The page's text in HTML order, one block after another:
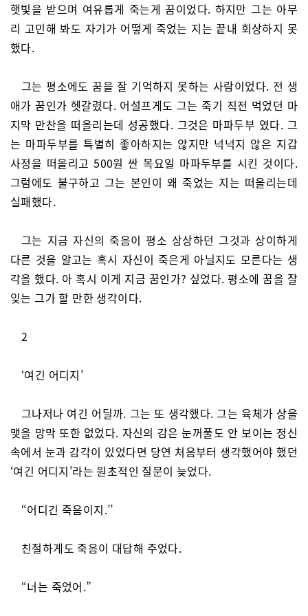
햇빛을 받으며 여유롭게 죽는게 꿈이었다. 하지만 그는 아무
리 고민해 봐도 자기가 어떻게 죽었는 지는 끝내 회상하지 못
했다.
그는 평소에도 꿈을 잘 기억하지 못하는 사람이었다. 전 생
애가 꿈인가 헷갈렸다. 어설프게도 그는 죽기 직전 먹었던 마
지막 만찬을 떠올리는데 성공했다. 그것은 마파두부 였다. 그
는 마파두부를 특별히 좋아하지는 않지만 넉넉지 않은 지갑
사정을 떠올리고 500원 싼 목요일 마파두부를 시킨 것이다.
그럼에도 불구하고 그는 본인이 왜 죽었는 지는 떠올리는데
실패했다.
그는 지금 자신의 죽음이 평소 상상하던 그것과 상이하게
다른 것을 알고는 혹시 자신이 죽은게 아닐지도 모른다는 생
각을 했다. 아 혹시 이게 지금 꿈인가? 싶었다. 평소에 꿈을 잘
잊는 그가 할 만한 생각이다.
2
‘여긴 어디지’
그나저나 여긴 어딜까. 그는 또 생각했다. 그는 육체가 상을
맺을 망막 또한 없었다. 자신의 감은 눈꺼풀도 안 보이는 정신
속에서 눈과 감각이 있었다면 당연 처음부터 생각했어야 했던
‘여긴 어디지’라는 원초적인 질문이 늦었다.
“어디긴 죽음이지.’’
친절하게도 죽음이 대답해 주었다.
“너는 죽었어.”